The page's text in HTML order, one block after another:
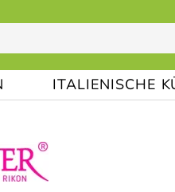
ITALIENISCHE